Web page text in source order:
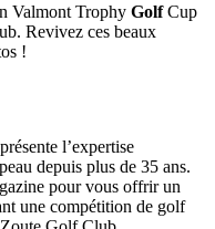
Valmont Trophy GolfCup
Revivez ces beaux
!
l’expertise
depuis plus de 35 ans.
pour vous offrir un
une compétition de golf